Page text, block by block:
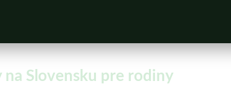
Slovensku pre rodiny